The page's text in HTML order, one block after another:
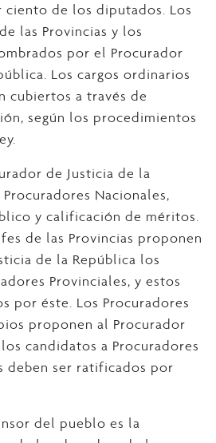
ciento de los diputados. Los
las Provincias y los
por el Procurador
Los cargos ordinarios
cubiertos a través de
según los procedimientos
de Justicia de la
Nacionales,
y calificación de méritos.
de las Provincias proponen
de la República los
Provinciales, y estos
por éste. Los Procuradores
proponen al Procurador
candidatos a Procuradores
deben ser ratificados por
del pueblo es la